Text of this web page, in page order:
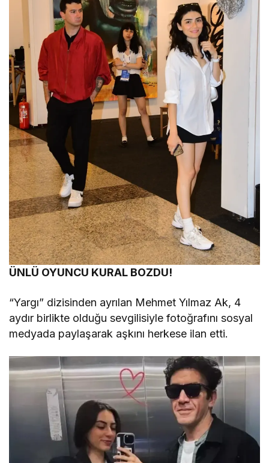
ÜNLÜ OYUNCU KURAL BOZDU!
“Yargı” dizisinden ayrılan Mehmet Yılmaz Ak, 4
aydır birlikte olduğu sevgilisiyle fotoğrafını sosyal
medyada paylaşarak aşkını herkese ilan etti.